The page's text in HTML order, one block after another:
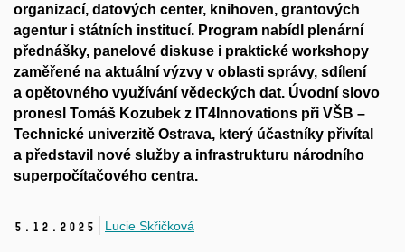
organizací, datových center, knihoven, grantových
agentur i státních institucí. Program nabídl plenární
přednášky, panelové diskuse i praktické workshopy
zaměřené na aktuální výzvy v oblasti správy, sdílení
a opětovného využívání vědeckých dat. Úvodní slovo
pronesl Tomáš Kozubek z IT4Innovations při VŠB –
Technické univerzitě Ostrava, který účastníky přivítal
a představil nové služby a infrastrukturu národního
superpočítačového centra.
5. 12. 2025 Lucie Skřičková